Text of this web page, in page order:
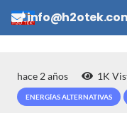
hace 2 años 1K
ENERGÍAS ALTERNATIVAS